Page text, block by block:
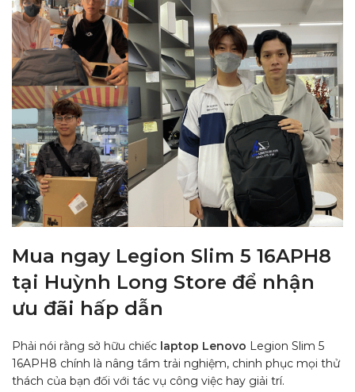
Mua ngay Legion Slim 5 16APH8
tại Huỳnh Long Store để nhận
ưu đãi hấp dẫn
Phải nói rằng sở hữu chiếc laptop Lenovo Legion Slim 5
16APH8 chính là nâng tầm trải nghiệm, chinh phục mọi thử
thách của bạn đối với tác vụ công việc hay giải trí.